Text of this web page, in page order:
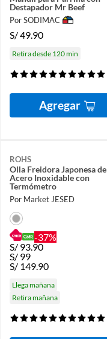
Destapador Mr Beef
Por SODIMAC
S/49.90
Retira desde 120 min
Agregar
ROHS
Olla Freidora Japonesa de
Acero Inoxidable con
Termómetro
Por Market JESED
-37%
S/ 93.90
S/ 99
S/ 149.90
Llega mañana
Retira mañana